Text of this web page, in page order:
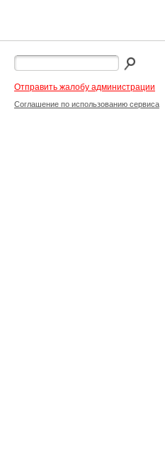
Отправить жалобу администрации
Соглашение по использованию сервиса